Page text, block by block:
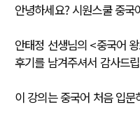
안녕하세요? 시원스쿨 중국
안태정 선생님의 <중국어
후기를 남겨주셔서 감사드
이 강의는 중국어 처음 입